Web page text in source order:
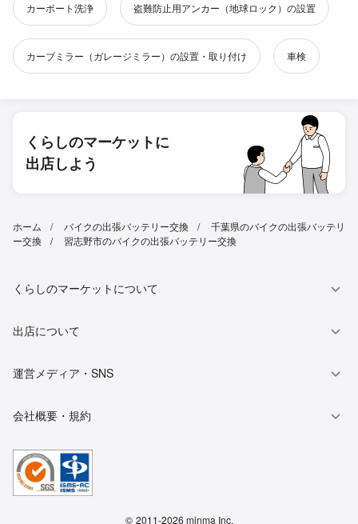
カーポート洗浄 盗難防止用アンカー（地球ロック）の設置
カーブミラー（ガレージミラー）の設置・取り付け 車検
くらしのマーケットに
出店しよう
ホーム バイクの出張バッテリー交換
千葉県のバイクの出張バッテリ
ー交換
習志野市のバイクの出張バッテリー交換
くらしのマーケットについて
出店について
運営メディア・SNS
会社概要・規約
© 2011-2026 minma Inc.